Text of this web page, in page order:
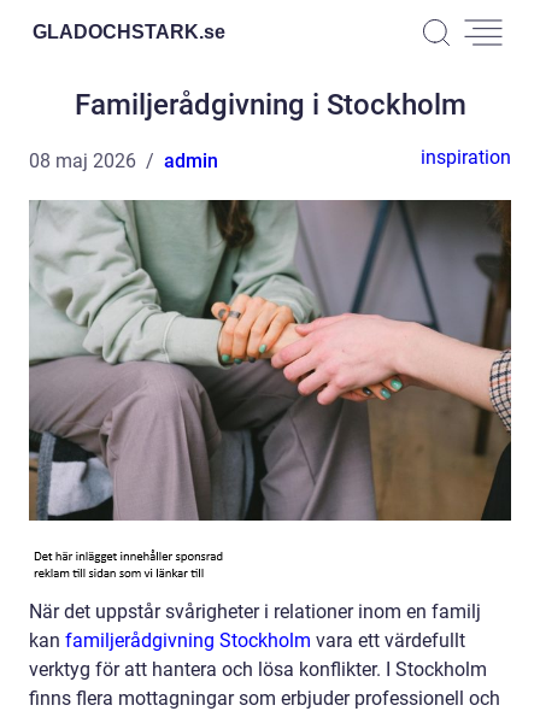
GLADOCHSTARK.se
Familjerådgivning i Stockholm
08 maj 2026 admin inspiration
När det uppstår svårigheter i relationer inom en familj
kan familjerådgivning Stockholm vara ett värdefullt
verktyg för att hantera och lösa konflikter. I Stockholm
finns flera mottagningar som erbjuder professionell och